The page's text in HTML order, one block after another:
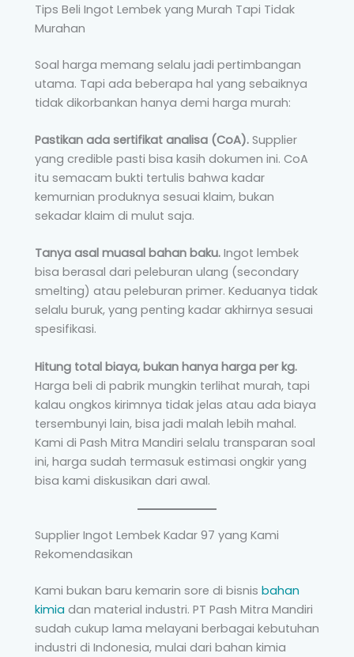
Tips Beli Ingot Lembek yang Murah Tapi Tidak
Murahan
Soal harga memang selalu jadi pertimbangan
utama. Tapi ada beberapa hal yang sebaiknya
tidak dikorbankan hanya demi harga murah:
Pastikan ada sertifikat analisa (CoA). Supplier
yang credible pasti bisa kasih dokumen ini. CoA
itu semacam bukti tertulis bahwa kadar
kemurnian produknya sesuai klaim, bukan
sekadar klaim di mulut saja.
Tanya asal muasal bahan baku. Ingot lembek
bisa berasal dari peleburan ulang (secondary
smelting) atau peleburan primer. Keduanya tidak
selalu buruk, yang penting kadar akhirnya sesuai
spesifikasi.
Hitung total biaya, bukan hanya harga per kg.
Harga beli di pabrik mungkin terlihat murah, tapi
kalau ongkos kirimnya tidak jelas atau ada biaya
tersembunyi lain, bisa jadi malah lebih mahal.
Kami di Pash Mitra Mandiri selalu transparan soal
ini, harga sudah termasuk estimasi ongkir yang
bisa kami diskusikan dari awal.
Supplier Ingot Lembek Kadar 97 yang Kami
Rekomendasikan
Kami bukan baru kemarin sore di bisnis bahan
kimia dan material industri. PT Pash Mitra Mandiri
sudah cukup lama melayani berbagai kebutuhan
industri di Indonesia, mulai dari bahan kimia